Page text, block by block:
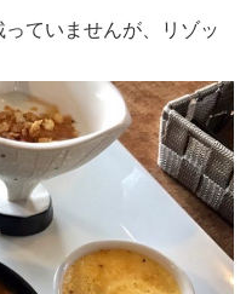
ていませんが、リゾッ